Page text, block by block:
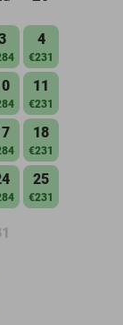
4
€231
11
€231
18
€231
25
€231